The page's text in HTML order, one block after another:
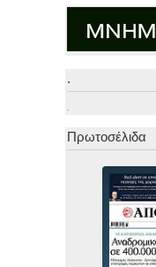
.
.
Πρωτοσέλιδα